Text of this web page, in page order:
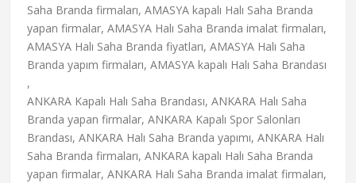
Saha Branda firmaları, AMASYA kapalı Halı Saha Branda
yapan firmalar, AMASYA Halı Saha Branda imalat firmaları,
AMASYA Halı Saha Branda fiyatları, AMASYA Halı Saha
Branda yapım firmaları, AMASYA kapalı Halı Saha Brandası
,
ANKARA Kapalı Halı Saha Brandası, ANKARA Halı Saha
Branda yapan firmalar, ANKARA Kapalı Spor Salonları
Brandası, ANKARA Halı Saha Branda yapımı, ANKARA Halı
Saha Branda firmaları, ANKARA kapalı Halı Saha Branda
yapan firmalar, ANKARA Halı Saha Branda imalat firmaları,